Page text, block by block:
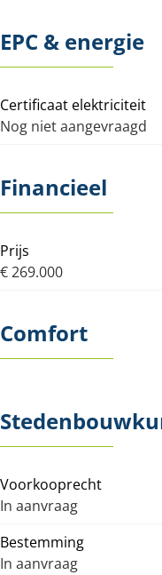
EPC & energie
Certificaat elektriciteit
Nog niet aangevraagd
Financieel
Prijs
€ 269.000
Comfort
Voorkooprecht
In aanvraag
Bestemming
In aanvraag